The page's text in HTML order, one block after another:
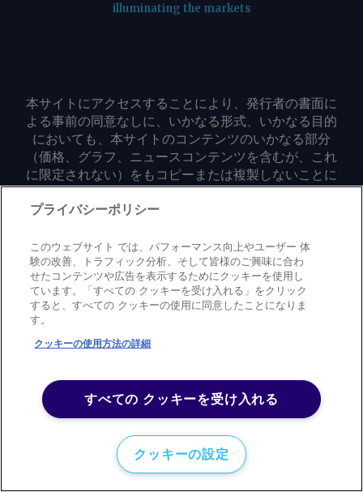
illuminating the markets
本サイトにアクセスすることにより、発行者の書面に
よる事前の同意なしに、いかなる形式、いかなる目的
においても、本サイトのコンテンツのいかなる部分
（価格、グラフ、ニュースコンテンツを含むが、これ
に限定されない）をもコピーまたは複製しないことに
同意するものとする。
© 2026 アーガス・メディア・グループ
Privacy policy TrademarkCopyright policyTerms of use
Modern slavery statementCareersContact usSupport
プライバシーポリシー
このウェブサイト では、パフォーマンス向上やユーザー 体
験の改善、トラフィック分析、そして皆様のご興味に合わ
せたコンテンツや広告を表示するためにクッキーを使用し
ています。「すべての クッキーを受け入れる」をクリック
すると、すべての クッキーの使用に同意したことになりま
す。
クッキーの使用方法の詳細
すべての クッキーを受け入れる
クッキーの設定